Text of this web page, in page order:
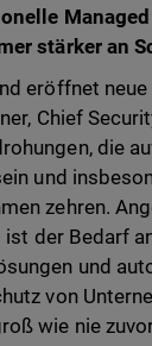
stärker an
eröffnet
Chief
die
und
zehren.
der Bedarf
und
von
wie nie